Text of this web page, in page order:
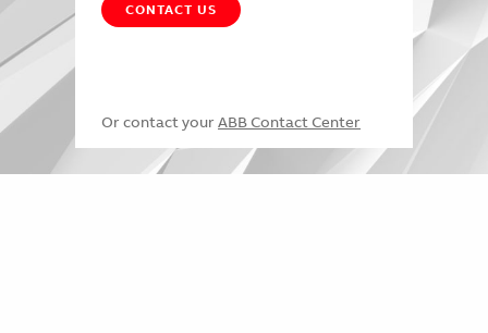
CONTACT US
Or contact your ABB Contact Center